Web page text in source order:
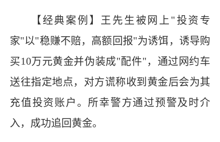
【经典案例】 王 先生被网上"投资专
家"以"稳赚不赔，高额回报"为诱饵，诱导购
买10万元黄金并伪装成"配件"，通过网约车
送往指定地点，对方谎称收到黄金后会为其
充值投资账户。所幸警方通过预警及时介
入，成功追回黄金。